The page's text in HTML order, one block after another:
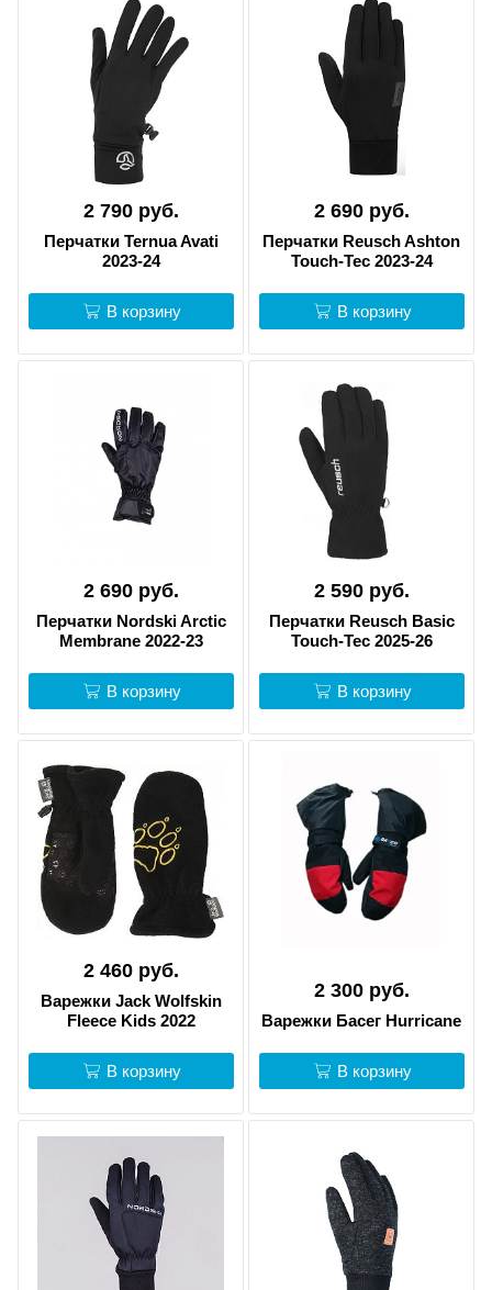
2 790 руб.
Перчатки Ternua Avati
2023-24
В корзину
2 690 руб.
Перчатки Reusch Ashton
Touch-Tec 2023-24
В корзину
2 690 руб.
Перчатки Nordski Arctic
Membrane 2022-23
В корзину
2 590 руб.
Перчатки Reusch Basic
Touch-Tec 2025-26
В корзину
2 460 руб.
Варежки Jack Wolfskin
Fleece Kids 2022
В корзину
2 300 руб.
Варежки Басег Hurricane
В корзину